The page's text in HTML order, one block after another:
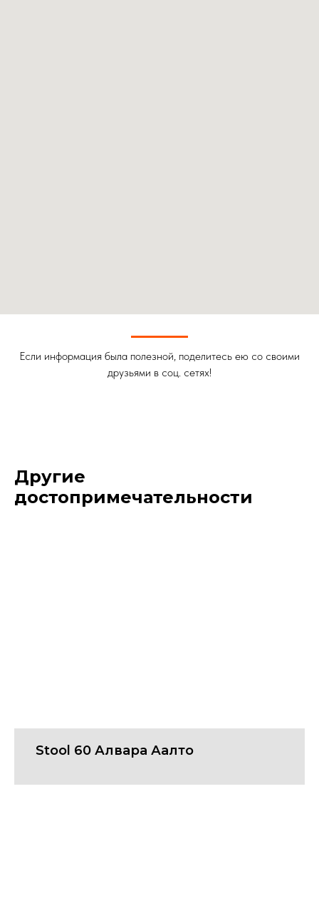
Если информация была полезной, поделитесь ею со своими
друзьями в соц. сетях!
Другие
достопримечательности
Stool 60 Алвара Аалто